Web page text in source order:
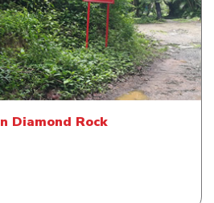
en Diamond Rock
Diamond Rock